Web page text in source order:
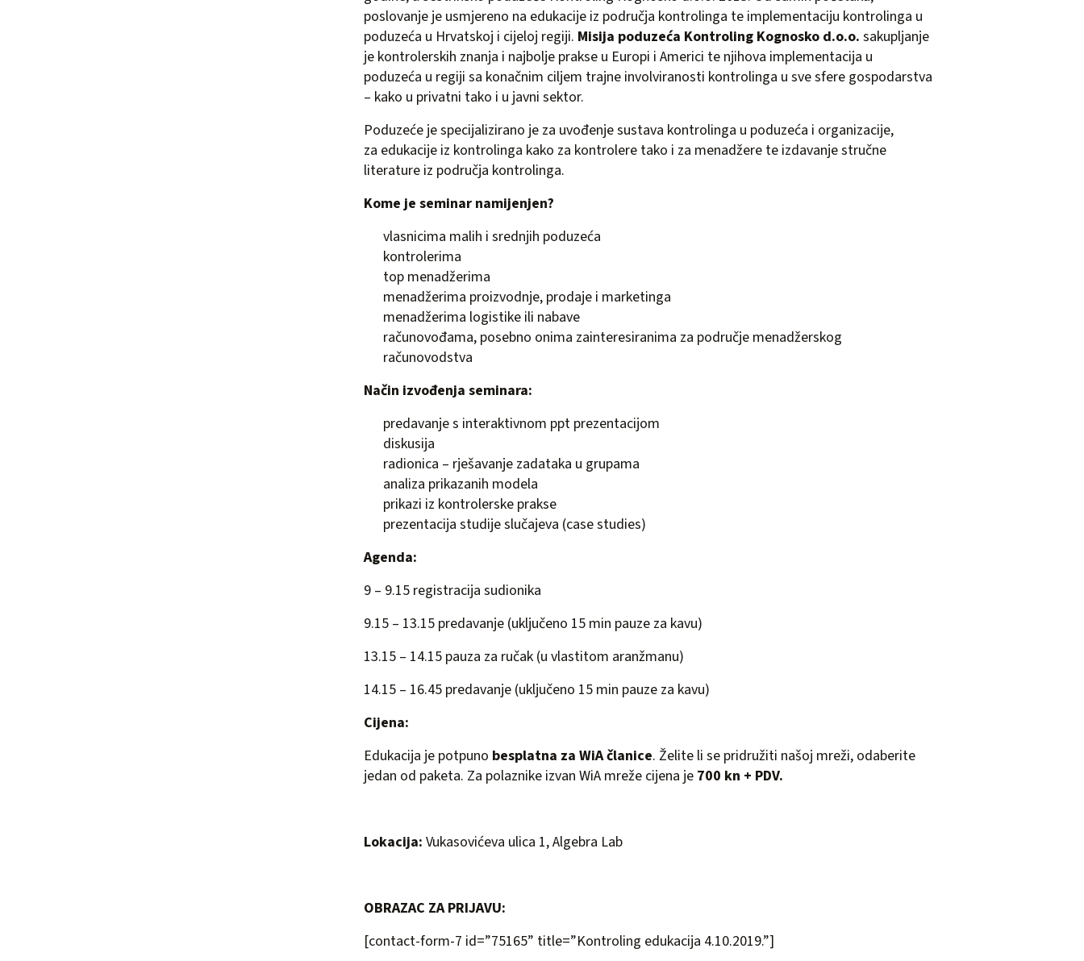
poslovanje je usmjereno na edukacije iz područja kontrolinga te implementaciju kontrolinga u
poduzeća u Hrvatskoj i cijeloj regiji. Misija poduzeća Kontroling Kognosko d.o.o. sakupljanje
je kontrolerskih znanja i najbolje prakse u Europi i Americi te njihova implementacija u
poduzeća u regiji sa konačnim ciljem trajne involviranosti kontrolinga u sve sfere gospodarstva
– kako u privatni tako i u javni sektor.
Poduzeće je specijalizirano je za uvođenje sustava kontrolinga u poduzeća i organizacije,
za edukacije iz kontrolinga kako za kontrolere tako i za menadžere te izdavanje stručne
literature iz područja kontrolinga.
Kome je seminar namijenjen?
vlasnicima malih i srednjih poduzeća
kontrolerima
top menadžerima
menadžerima proizvodnje, prodaje i marketinga
menadžerima logistike ili nabave
računovođama, posebno onima zainteresiranima za područje menadžerskog
računovodstva
Način izvođenja seminara:
predavanje s interaktivnom ppt prezentacijom
diskusija
radionica – rješavanje zadataka u grupama
analiza prikazanih modela
prikazi iz kontrolerske prakse
prezentacija studije slučajeva (case studies)
Agenda:
9 – 9.15 registracija sudionika
9.15 – 13.15 predavanje (uključeno 15 min pauze za kavu)
13.15 – 14.15 pauza za ručak (u vlastitom aranžmanu)
14.15 – 16.45 predavanje (uključeno 15 min pauze za kavu)
Cijena:
Edukacija je potpuno besplatna za WiA članice. Želite li se pridružiti našoj mreži, odaberite
jedan od paketa. Za polaznike izvan WiA mreže cijena je 700 kn + PDV.
Lokacija: Vukasovićeva ulica 1, Algebra Lab
OBRAZAC ZA PRIJAVU:
[contact-form-7 id=”75165” title=”Kontroling edukacija 4.10.2019.”]